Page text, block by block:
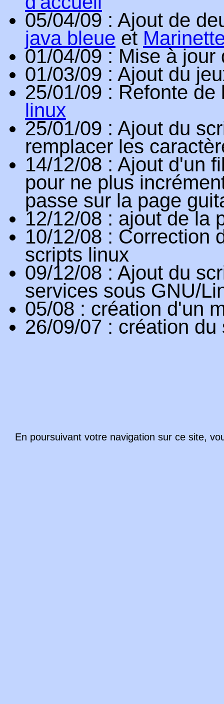
05/04/09 : Ajout de
java bleue et
01/04/09 : Mise à
01/03/09 : Ajout du
25/01/09 : Refonte de
linux
25/01/09 : Ajout du
remplacer les
14/12/08 : Ajout d'un
pour ne plus
passe sur la page
12/12/08 : ajout de la
10/12/08 : Correction
scripts linux
09/12/08 : Ajout du
services sous GNU/
05/08 : création d'un
26/09/07 : création du
En poursuivant votre navigation sur ce site,